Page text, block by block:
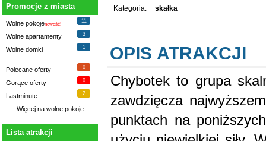
Promocje z miasta
Wolne pokojenowość!
11
Wolne apartamenty 3
Wolne domki 1
Polecane oferty 0
Gorące oferty 0
Lastminute 2
Więcej na wolne pokoje
Lista atrakcji
Kategoria: skałka
OPIS ATRAKCJI
Chybotek to grupa
zawdzięcza
punktach na